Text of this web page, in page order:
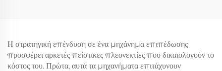
Η στρατηγική επένδυση σε ένα μηχάνημα επιπέδωσης
προσφέρει αρκετές πείστικες πλεονεκτίες που δικαιολογούν το
κόστος του. Πρώτα, αυτά τα μηχανήματα επιτάχυνουν